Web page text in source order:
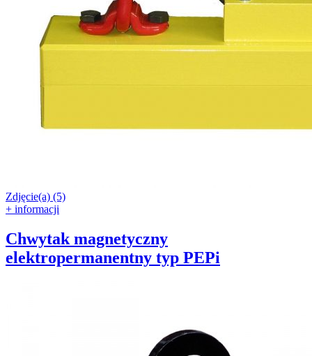
Zdjęcie(a) (5)
+ informacji
Chwytak magnetyczny
elektropermanentny typ PEPi